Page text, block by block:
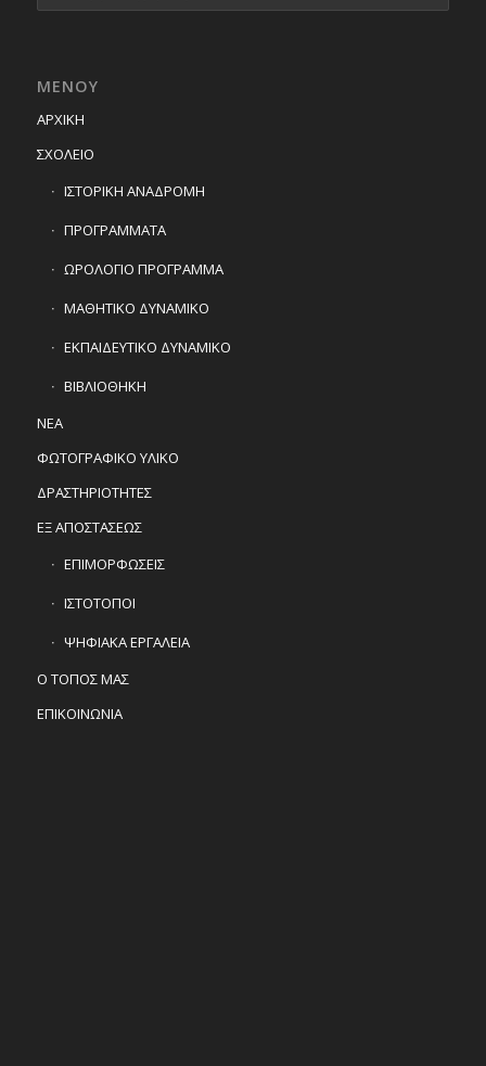
ΜΕΝΟΥ
ΑΡΧΙΚΗ
ΣΧΟΛΕΙΟ
ΙΣΤΟΡΙΚΗ ΑΝΑΔΡΟΜΗ
ΠΡΟΓΡΑΜΜΑΤΑ
ΩΡΟΛΟΓΙΟ ΠΡΟΓΡΑΜΜΑ
ΜΑΘΗΤΙΚΟ ΔΥΝΑΜΙΚΟ
ΕΚΠΑΙΔΕΥΤΙΚΟ ΔΥΝΑΜΙΚΟ
ΒΙΒΛΙΟΘΗΚΗ
ΝΕΑ
ΦΩΤΟΓΡΑΦΙΚΟ ΥΛΙΚΟ
ΔΡΑΣΤΗΡΙΟΤΗΤΕΣ
ΕΞ ΑΠΟΣΤΑΣΕΩΣ
ΕΠΙΜΟΡΦΩΣΕΙΣ
ΙΣΤΟΤΟΠΟΙ
ΨΗΦΙΑΚΑ ΕΡΓΑΛΕΙΑ
Ο ΤΟΠΟΣ ΜΑΣ
ΕΠΙΚΟΙΝΩΝΙΑ